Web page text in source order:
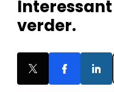
verder.